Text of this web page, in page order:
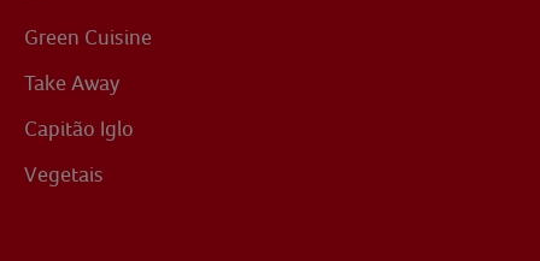
Green Cuisine
Take Away
Capitão Iglo
Vegetais